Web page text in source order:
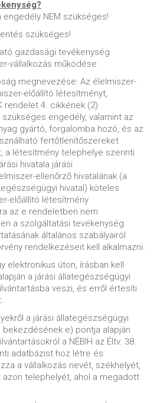
NEM szükséges!
szükséges!
gazdasági tevékenység
vállalkozás működése
megnevezése: Az élelmiszer-
előállító létesítményt,
rendelet 4. cikkének (2)
engedély, valamint az
gyártó, forgalomba hozó, és az
fertőtlenítőszereket
a létesítmény telephelye szerinti
hivatala járási
ellenőrző hivatalának (a
hivatal) köteles
előállító létesítmény
az e rendeletben nem
a szolgáltatási tevékenység
általános szabályairól
rendelkezéseit kell alkalmazni.
elektronikus úton, írásban kell
a járási állategészségügyi
veszi, és erről értesíti
a járási állategészségügyi
bekezdésének e) pontja alapján
a NÉBIH az Éltv. 38.
adatbázist hoz létre és
a vállalkozás nevét, székhelyét,
telephelyét, ahol a megadott